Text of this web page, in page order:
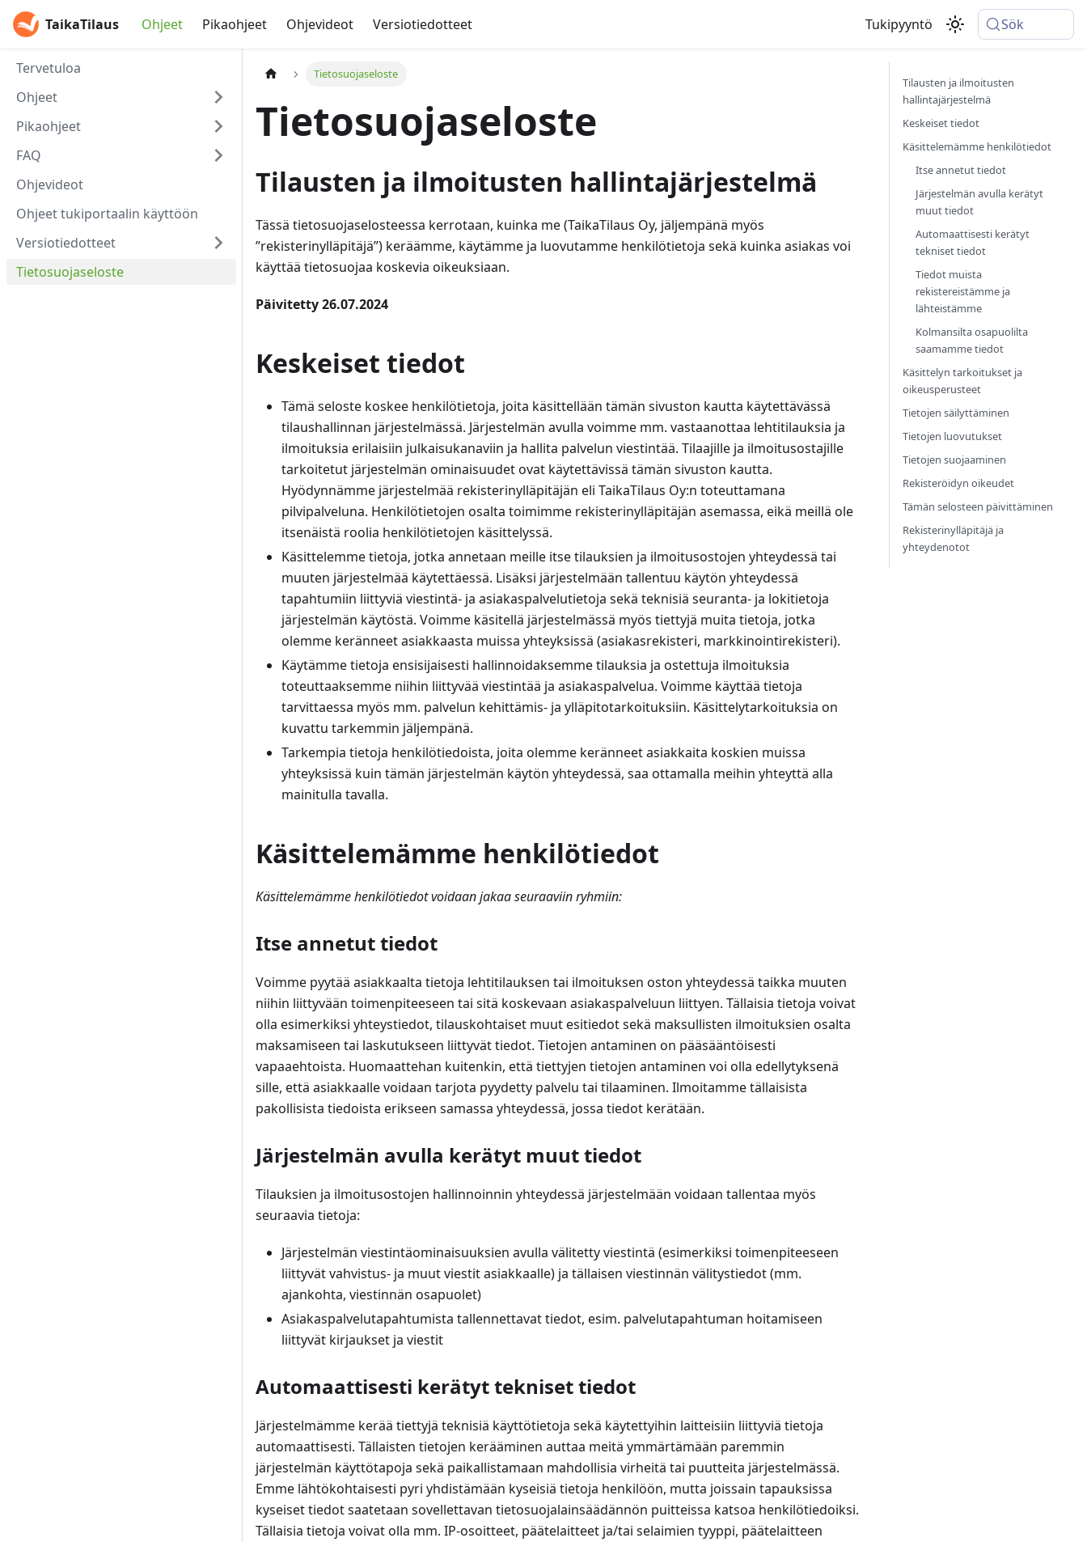
TaikaTilaus Ohjeet Pikaohjeet Ohjevideot Versiotiedotteet Tukipyyntö Sök
Tervetuloa
Ohjeet
Pikaohjeet
FAQ
Ohjevideot
Ohjeet tukiportaalin käyttöön
Versiotiedotteet
Tietosuojaseloste
Tietosuojaseloste
Tietosuojaseloste
Tilausten ja ilmoitusten hallintajärjestelmä
Tässä tietosuojaselosteessa kerrotaan, kuinka me (TaikaTilaus Oy, jäljempänä myös
”rekisterinylläpitäjä”) keräämme, käytämme ja luovutamme henkilötietoja sekä kuinka asiakas voi
käyttää tietosuojaa koskevia oikeuksiaan.
Päivitetty 26.07.2024
Keskeiset tiedot
Tämä seloste koskee henkilötietoja, joita käsittellään tämän sivuston kautta käytettävässä
tilaushallinnan järjestelmässä. Järjestelmän avulla voimme mm. vastaanottaa lehtitilauksia ja
ilmoituksia erilaisiin julkaisukanaviin ja hallita palvelun viestintää. Tilaajille ja ilmoitusostajille
tarkoitetut järjestelmän ominaisuudet ovat käytettävissä tämän sivuston kautta.
Hyödynnämme järjestelmää rekisterinylläpitäjän eli TaikaTilaus Oy:n toteuttamana
pilvipalveluna. Henkilötietojen osalta toimimme rekisterinylläpitäjän asemassa, eikä meillä ole
itsenäistä roolia henkilötietojen käsittelyssä.
Käsittelemme tietoja, jotka annetaan meille itse tilauksien ja ilmoitusostojen yhteydessä tai
muuten järjestelmää käytettäessä. Lisäksi järjestelmään tallentuu käytön yhteydessä
tapahtumiin liittyviä viestintä- ja asiakaspalvelutietoja sekä teknisiä seuranta- ja lokitietoja
järjestelmän käytöstä. Voimme käsitellä järjestelmässä myös tiettyjä muita tietoja, jotka
olemme keränneet asiakkaasta muissa yhteyksissä (asiakasrekisteri, markkinointirekisteri).
Käytämme tietoja ensisijaisesti hallinnoidaksemme tilauksia ja ostettuja ilmoituksia
toteuttaaksemme niihin liittyvää viestintää ja asiakaspalvelua. Voimme käyttää tietoja
tarvittaessa myös mm. palvelun kehittämis- ja ylläpitotarkoituksiin. Käsittelytarkoituksia on
kuvattu tarkemmin jäljempänä.
Tarkempia tietoja henkilötiedoista, joita olemme keränneet asiakkaita koskien muissa
yhteyksissä kuin tämän järjestelmän käytön yhteydessä, saa ottamalla meihin yhteyttä alla
mainitulla tavalla.
Käsittelemämme henkilötiedot
Käsittelemämme henkilötiedot voidaan jakaa seuraaviin ryhmiin:
Itse annetut tiedot
Voimme pyytää asiakkaalta tietoja lehtitilauksen tai ilmoituksen oston yhteydessä taikka muuten
niihin liittyvään toimenpiteeseen tai sitä koskevaan asiakaspalveluun liittyen. Tällaisia tietoja voivat
olla esimerkiksi yhteystiedot, tilauskohtaiset muut esitiedot sekä maksullisten ilmoituksien osalta
maksamiseen tai laskutukseen liittyvät tiedot. Tietojen antaminen on pääsääntöisesti
vapaaehtoista. Huomaattehan kuitenkin, että tiettyjen tietojen antaminen voi olla edellytyksenä
sille, että asiakkaalle voidaan tarjota pyydetty palvelu tai tilaaminen. Ilmoitamme tällaisista
pakollisista tiedoista erikseen samassa yhteydessä, jossa tiedot kerätään.
Järjestelmän avulla kerätyt muut tiedot
Tilauksien ja ilmoitusostojen hallinnoinnin yhteydessä järjestelmään voidaan tallentaa myös
seuraavia tietoja:
Järjestelmän viestintäominaisuuksien avulla välitetty viestintä (esimerkiksi toimenpiteeseen
liittyvät vahvistus- ja muut viestit asiakkaalle) ja tällaisen viestinnän välitystiedot (mm.
ajankohta, viestinnän osapuolet)
Asiakaspalvelutapahtumista tallennettavat tiedot, esim. palvelutapahtuman hoitamiseen
liittyvät kirjaukset ja viestit
Automaattisesti kerätyt tekniset tiedot
Järjestelmämme kerää tiettyjä teknisiä käyttötietoja sekä käytettyihin laitteisiin liittyviä tietoja
automaattisesti. Tällaisten tietojen kerääminen auttaa meitä ymmärtämään paremmin
järjestelmän käyttötapoja sekä paikallistamaan mahdollisia virheitä tai puutteita järjestelmässä.
Emme lähtökohtaisesti pyri yhdistämään kyseisiä tietoja henkilöön, mutta joissain tapauksissa
kyseiset tiedot saatetaan sovellettavan tietosuojalainsäädännön puitteissa katsoa henkilötiedoiksi.
Tällaisia tietoja voivat olla mm. IP-osoitteet, päätelaitteet ja/tai selaimien tyyppi, päätelaitteen
Tilausten ja ilmoitusten
hallintajärjestelmä
Keskeiset tiedot
Käsittelemämme henkilötiedot
Itse annetut tiedot
Järjestelmän avulla kerätyt
muut tiedot
Automaattisesti kerätyt
tekniset tiedot
Tiedot muista
rekistereistämme ja
lähteistämme
Kolmansilta osapuolilta
saamamme tiedot
Käsittelyn tarkoitukset ja
oikeusperusteet
Tietojen säilyttäminen
Tietojen luovutukset
Tietojen suojaaminen
Rekisteröidyn oikeudet
Tämän selosteen päivittäminen
Rekisterinylläpitäjä ja
yhteydenotot